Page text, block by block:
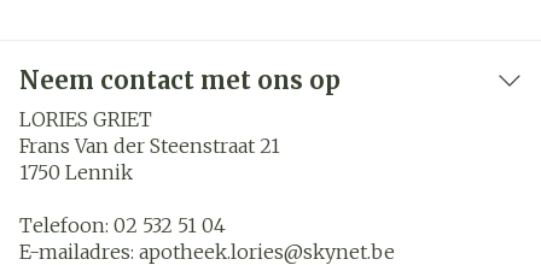
Neem contact met ons op
LORIES GRIET
Frans Van der Steenstraat 21
1750 Lennik
Telefoon: 02 532 51 04
E-mailadres: apotheek.lories@skynet.be